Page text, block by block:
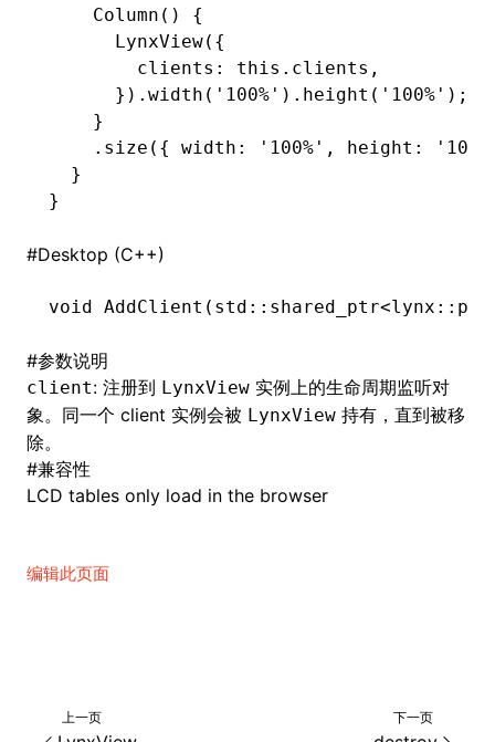
    Column
() {
      LynxView
({
        clients
: this .clients ,
      })
.width ( '100%' ) .height ( '100%' );
    }
    .size
({ width : '100%' , height :
  }
}
#Desktop (C++)
void AddClient (std :: shared_ptr<lynx :: pub
#参数说明
client: 注册到 LynxView 实例上的生命周期监听对
象。同一个 client 实例会被 LynxView 持有，直到被移
除。
#兼容性
LCD tables only load in the browser
编辑此页面
上一页 下一页